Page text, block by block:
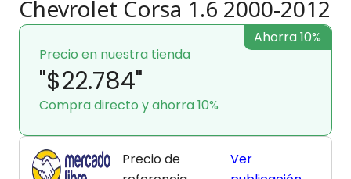
Chevrolet Corsa 1.6 2000-2012
Precio en nuestra tienda
"$22.784"
Compra directo y ahorra 10%
Ahorra 10%
Precio de
Ver